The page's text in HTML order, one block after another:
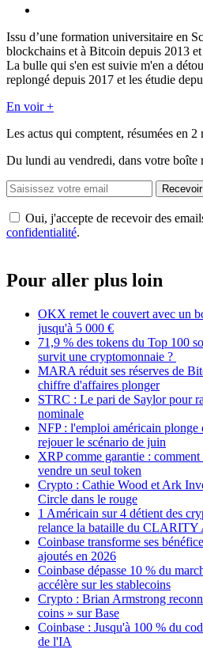
Issu d’une formation universitaire en
blockchains et à Bitcoin depuis 2013
La bulle qui s'en est suivie m'en a
replongé depuis 2017 et les étudie
En voir +
Les actus qui comptent, résumées en 2
Du lundi au vendredi, dans votre boîte
Recevoir
Oui, j'accepte de recevoir des
confidentialité.
Pour aller plus loin
OKX remet le couvert avec un
jusqu'à 5 000 €
71,9 % des tokens du Top 100
survit une cryptomonnaie ?
MARA réduit ses réserves de
chiffre d'affaires plonger
STRC : Le pari de Saylor pour
nominale
NFP : l'emploi américain
rejouer le scénario de juin
XRP comme garantie :
vendre un seul token
Crypto : Cathie Wood et Ark
Circle dans le rouge
1 Américain sur 4 détient des
relance la bataille du CLARITY
Coinbase transforme ses
ajoutés en 2026
Coinbase dépasse 10 % du
accélère sur les stablecoins
Crypto : Brian Armstrong
coins » sur Base
Coinbase : Jusqu'à 100 % du
de l'IA